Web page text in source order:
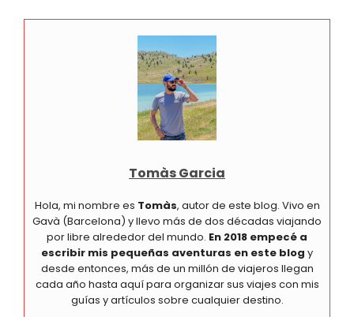
Tomàs Garcia
Hola, mi nombre es Tomàs, autor de este blog. Vivo en
Gavà (Barcelona) y llevo más de dos décadas viajando
por libre alrededor del mundo. En 2018 empecé a
escribir mis pequeñas aventuras en este blog y
desde entonces, más de un millón de viajeros llegan
cada año hasta aquí para organizar sus viajes con mis
guías y artículos sobre cualquier destino.